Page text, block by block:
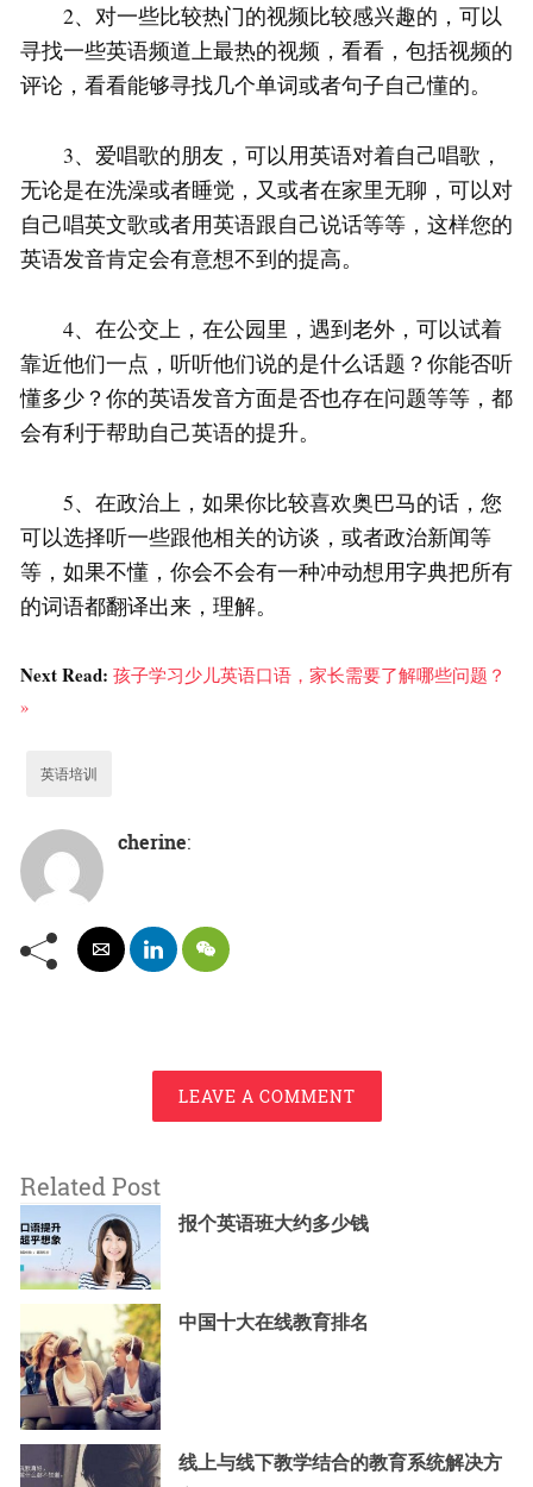
2、对一些比较热门的视频比较感兴趣的，可以
寻找一些英语频道上最热的视频，看看，包括视频的
评论，看看能够寻找几个单词或者句子自己懂的。
3、爱唱歌的朋友，可以用英语对着自己唱歌，
无论是在洗澡或者睡觉，又或者在家里无聊，可以对
自己唱英文歌或者用英语跟自己说话等等，这样您的
英语发音肯定会有意想不到的提高。
4、在公交上，在公园里，遇到老外，可以试着
靠近他们一点，听听他们说的是什么话题？你能否听
懂多少？你的英语发音方面是否也存在问题等等，都
会有利于帮助自己英语的提升。
5、在政治上，如果你比较喜欢奥巴马的话，您
可以选择听一些跟他相关的访谈，或者政治新闻等
等，如果不懂，你会不会有一种冲动想用字典把所有
的词语都翻译出来，理解。
Next Read: 孩子学习少儿英语口语，家长需要了解哪些问题？
»
英语培训
cherine:
LEAVE A COMMENT
Related Post
报个英语班大约多少钱
中国十大在线教育排名
线上与线下教学结合的教育系统解决方